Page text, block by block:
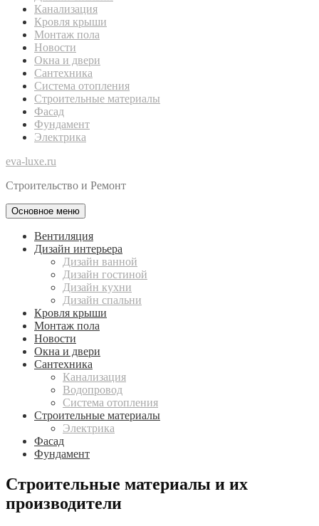
Канализация
Кровля крыши
Монтаж пола
Новости
Окна и двери
Сантехника
Система отопления
Строительные материалы
Фасад
Фундамент
Электрика
eva-luxe.ru
Строительство и Ремонт
Основное меню
Вентиляция
Дизайн интерьера
Дизайн ванной
Дизайн гостиной
Дизайн кухни
Дизайн спальни
Кровля крыши
Монтаж пола
Новости
Окна и двери
Сантехника
Канализация
Водопровод
Система отопления
Строительные материалы
Электрика
Фасад
Фундамент
Строительные материалы и их
производители